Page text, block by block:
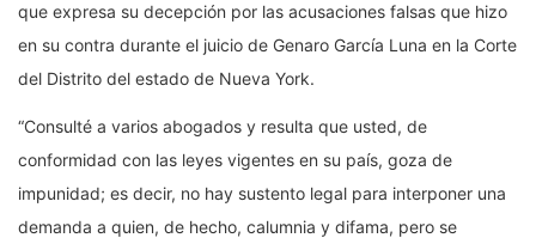
que expresa su decepción por las acusaciones falsas que hizo
en su contra durante el juicio de Genaro García Luna en la Corte
del Distrito del estado de Nueva York.
“Consulté a varios abogados y resulta que usted, de
conformidad con las leyes vigentes en su país, goza de
impunidad; es decir, no hay sustento legal para interponer una
demanda a quien, de hecho, calumnia y difama, pero se